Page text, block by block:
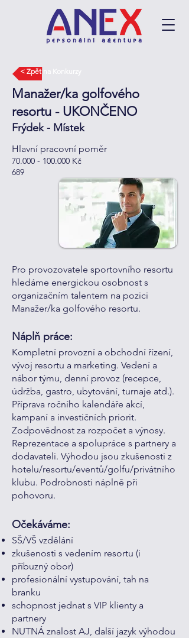
< Zpět na Konkurzy
Manažer/ka golfového
resortu - UKONČENO
Frýdek - Místek
Hlavní pracovní poměr
70.000 - 100.000 Kč
689
Pro provozovatele sportovního resortu
hledáme energickou osobnost s
organizačním talentem na pozici
Manažer/ka golfového resortu.
Náplň práce:
Kompletní provozní a obchodní řízení,
vývoj resortu a marketing. Vedení a
nábor týmu, denní provoz (recepce,
údržba, gastro, ubytování, turnaje atd.).
Příprava ročního kalendáře akcí,
kampaní a investičních priorit.
Zodpovědnost za rozpočet a výnosy.
Reprezentace a spolupráce s partnery a
dodavateli. Výhodou jsou zkušenosti z
hotelu/resortu/eventů/golfu/privátního
klubu. Podrobnosti náplně při
pohovoru.
Očekáváme:
SŠ/VŠ vzdělání
zkušenosti s vedením resortu (i
příbuzný obor)
profesionální vystupování, tah na
branku
schopnost jednat s VIP klienty a
partnery
NUTNÁ znalost AJ, další jazyk výhodou